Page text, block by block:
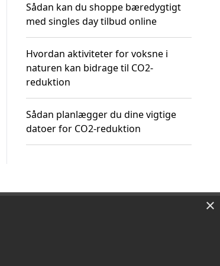
Sådan kan du shoppe bæredygtigt
med singles day tilbud online
Hvordan aktiviteter for voksne i
naturen kan bidrage til CO2-
reduktion
Sådan planlægger du dine vigtige
datoer for CO2-reduktion
×